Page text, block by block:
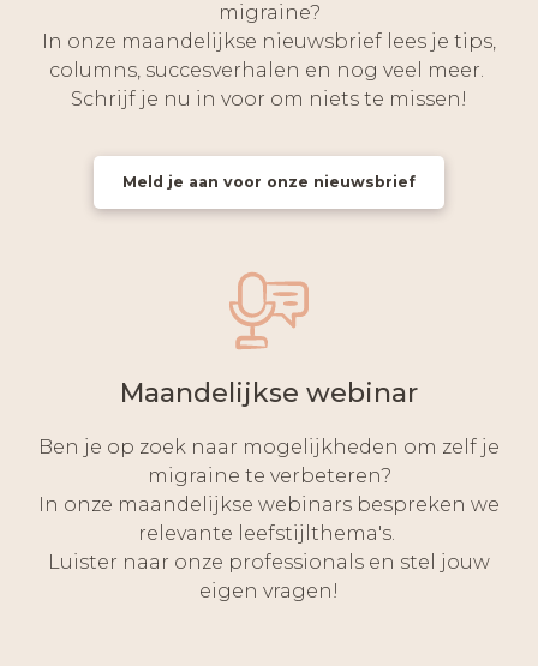
migraine?
In onze maandelijkse nieuwsbrief lees je tips,
columns, succesverhalen en nog veel meer.
Schrijf je nu in voor om niets te missen!
Meld je aan voor onze nieuwsbrief
Maandelijkse webinar
Ben je op zoek naar mogelijkheden om zelf je
migraine te verbeteren?
In onze maandelijkse webinars bespreken we
relevante leefstijlthema's.
Luister naar onze professionals en stel jouw
eigen vragen!